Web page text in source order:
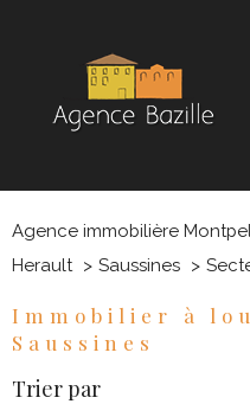
Agence immobilière
Herault
Saussines
Immobilier à
Saussines
Trier par